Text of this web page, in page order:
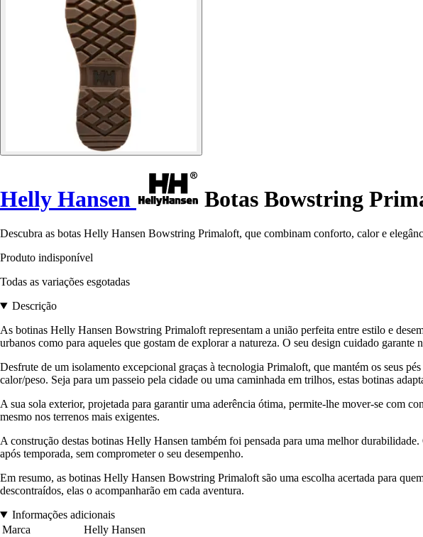
Helly Hansen Botas Bowstring
Descubra as botas Helly Hansen Bowstring Primaloft, que combinam conforto, calor e
Produto indisponível
Todas as variações esgotadas
Descrição
As botinas Helly Hansen Bowstring Primaloft representam a união perfeita entre estilo e
urbanos como para aqueles que gostam de explorar a natureza. O seu design cuidado
Desfrute de um isolamento excepcional graças à tecnologia Primaloft, que mantém os seus
calor/peso. Seja para um passeio pela cidade ou uma caminhada em trilhos, estas botinas
A sua sola exterior, projetada para garantir uma aderência ótima, permite-lhe mover-se com
mesmo nos terrenos mais exigentes.
A construção destas botinas Helly Hansen também foi pensada para uma melhor
após temporada, sem comprometer o seu desempenho.
Em resumo, as botinas Helly Hansen Bowstring Primaloft são uma escolha acertada para
descontraídos, elas o acompanharão em cada aventura.
Informações adicionais
Marca
Helly Hansen